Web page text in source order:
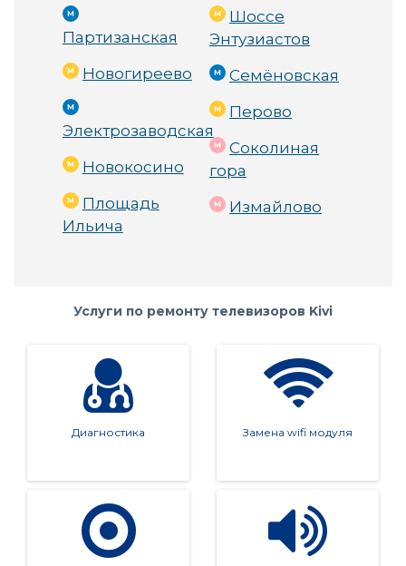
время ожидания деталей 🚚
Удобное расположение в 50 метрах от метро
Шоссе Энтузиастов 🚇
Как мы работаем
Выполняем ремонтные работы в кратчайшие с
роки ⚡
Каждый клиент для нас важен, и мы гарантируем выс
окое качество сервиса. Доверьте ремонт своего те
левизора профессионалам, и ваш Kivi снова будет ка
к новый!
Партизанская
Новогиреево
Электрозаводская
Новокосино
Площадь
Ильича
Шоссе
Энтузиастов
Семёновская
Перово
Соколиная
гора
Измайлово
Услуги по ремонту телевизоров Kivi
Диагностика Замена wifi модуля